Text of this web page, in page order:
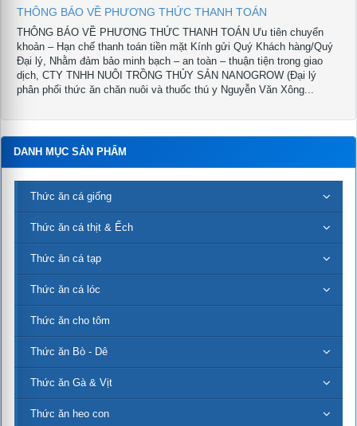
THÔNG BÁO VỀ PHƯƠNG THỨC THANH TOÁN
THÔNG BÁO VỀ PHƯƠNG THỨC THANH TOÁN Ưu tiên chuyển
khoản – Hạn chế thanh toán tiền mặt Kính gửi Quý Khách hàng/Quý
Đại lý, Nhằm đảm bảo minh bạch – an toàn – thuận tiện trong giao
dịch, CTY TNHH NUÔI TRỒNG THỦY SẢN NANOGROW (Đại lý
phân phối thức ăn chăn nuôi và thuốc thú y Nguyễn Văn Xông...
DANH MỤC SẢN PHẨM
Thức ăn cá giống
Thức ăn cá thịt & Ếch
Thức ăn cá tạp
Thức ăn cá lóc
Thức ăn cho tôm
Thức ăn Bò - Dê
Thức ăn Gà & Vịt
Thức ăn heo con